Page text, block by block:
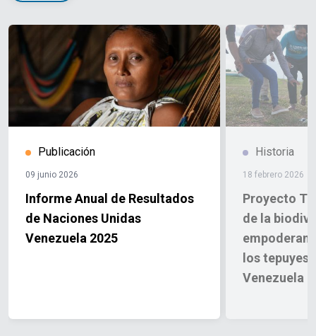
Publicación
09 junio 2026
Informe Anual de Resultados
de Naciones Unidas
Venezuela 2025
Historia
18 febrero 2026
Proyecto
de la
los tepuyes
Venezuela